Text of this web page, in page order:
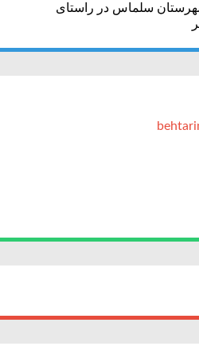
سلماس در راستای